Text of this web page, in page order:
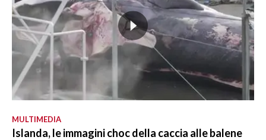
MULTIMEDIA
Islanda, le immagini choc della caccia alle balene